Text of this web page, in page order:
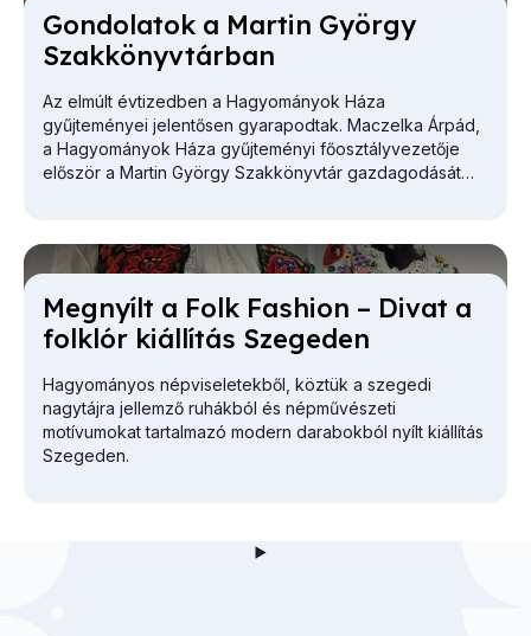
Gon­do­la­tok a Mar­tin György
Szak­könyv­tár­ban
Az elmúlt évtizedben a Hagyományok Háza
gyűjteményei jelentősen gyarapodtak. Maczelka Árpád,
a Hagyományok Háza gyűjteményi főosztályvezetője
először a Martin György Szakkönyvtár gazdagodását
Meg­nyílt a Folk Fashi­on – Di­vat a
folk­lór ki­ál­lí­tás Sze­ge­den
Hagyományos népviseletekből, köztük a szegedi
nagytájra jellemző ruhákból és népművészeti
motívumokat tartalmazó modern darabokból nyílt kiállítás
Szegeden.